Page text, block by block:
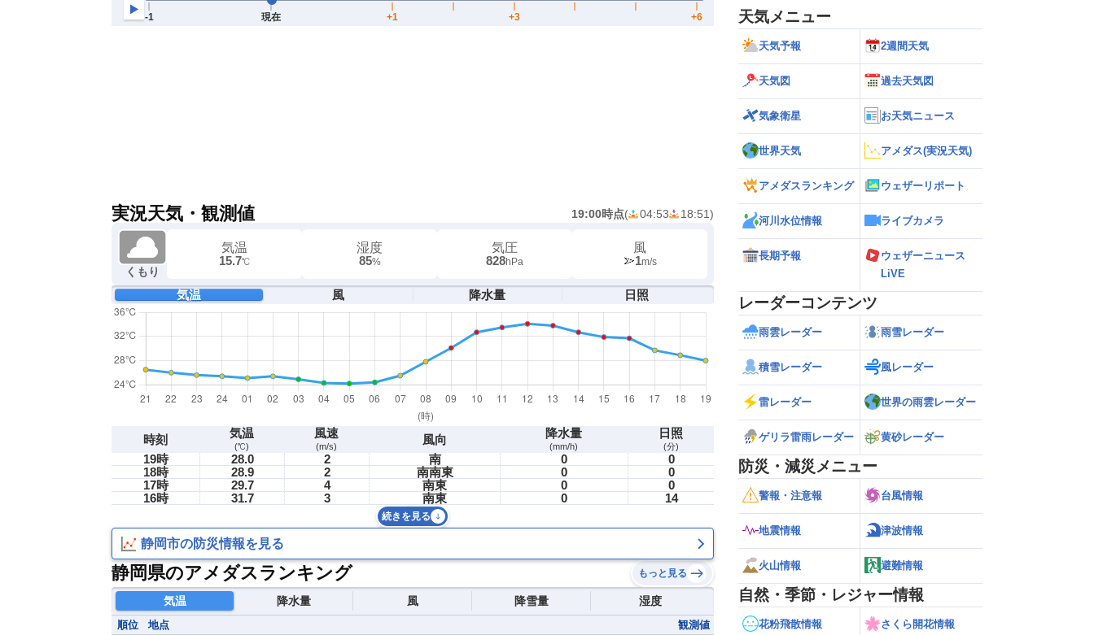
実況天気・観測値 19:00時点( 04:53 18:51)
くもり
気温
15.7℃
湿度
85%
気圧
828hPa
風
1m/s
気温 風 降水量 日照
時刻 気温
(℃)
風速
(m/s) 風向 降水量
(mm/h)
日照
(分)
19時 28.0 2 南 0
0
18時
28.9 2 南南東 0
0
17時
29.7 4 南東 0
0
16時
31.7 3 南東 0 14
続きを見る
静岡市の防災情報を見る
静岡県のアメダスランキング もっと見る
気温 降水量 風 降雪量 湿度
順位 地点
観測値
天気メニュー
天気予報 2週間天気
天気図 過去天気図
気象衛星 お天気ニュース
世界天気 アメダス(実況天気)
アメダスランキング ウェザーリポート
河川水位情報 ライブカメラ
長期予報
ウェザーニュース
LiVE
レーダーコンテンツ
雨雲レーダー 雨雪レーダー
積雪レーダー 風レーダー
雷レーダー 世界の雨雲レーダー
ゲリラ雷雨レーダー 黄砂レーダー
防災・減災メニュー
警報・注意報 台風情報
地震情報 津波情報
火山情報 避難情報
自然・季節・レジャー情報
花粉飛散情報 さくら開花情報